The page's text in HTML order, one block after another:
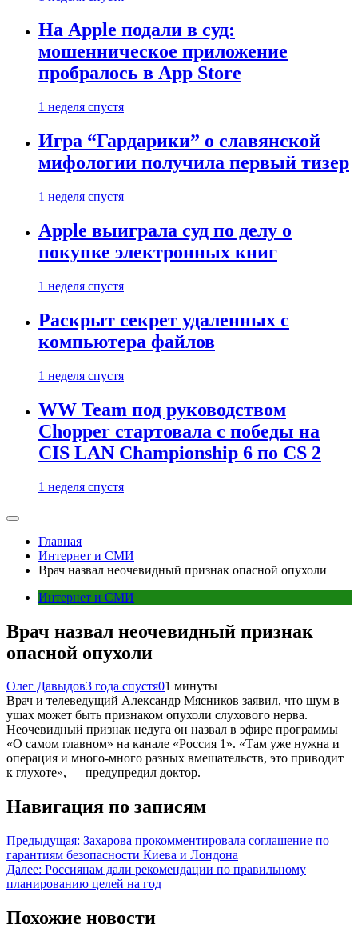
На Apple подали в суд:
мошенническое приложение
пробралось в App Store
1 неделя спустя
Игра “Гардарики” о славянской
мифологии получила первый тизер
1 неделя спустя
Apple выиграла суд по делу о
покупке электронных книг
1 неделя спустя
Раскрыт секрет удаленных с
компьютера файлов
1 неделя спустя
WW Team под руководством
Chopper стартовала с победы на
CIS LAN Championship 6 по CS 2
1 неделя спустя
Главная
Интернет и СМИ
Врач назвал неочевидный признак опасной опухоли
Интернет и СМИ
Врач назвал неочевидный признак
опасной опухоли
Олег Давыдов3 года спустя01 минуты
Врач и телеведущий Александр Мясников заявил, что шум в
ушах может быть признаком опухоли слухового нерва.
Неочевидный признак недуга он назвал в эфире программы
«О самом главном» на канале «Россия 1». «Там уже нужна и
операция и много-много разных вмешательств, это приводит
к глухоте», — предупредил доктор.
Навигация по записям
Предыдущая: Захарова прокомментировала соглашение по
гарантиям безопасности Киева и Лондона
Далее: Россиянам дали рекомендации по правильному
планированию целей на год
Похожие новости